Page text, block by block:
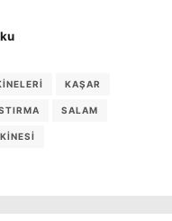
KAŞAR
SALAM